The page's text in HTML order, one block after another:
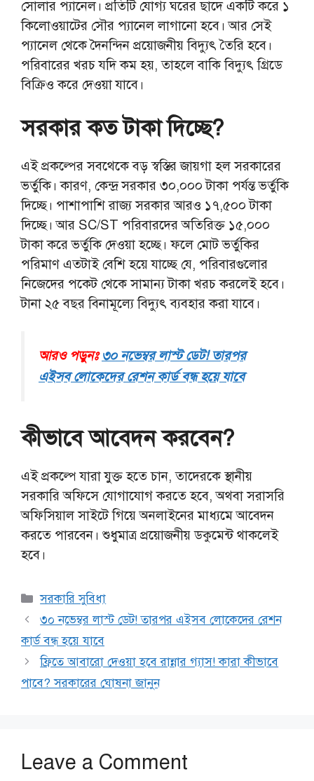
সোলার প্যানেল। প্রতিটি যোগ্য ঘরের ছাদে একটি করে ১
কিলোওয়াটের সৌর প্যানেল লাগানো হবে। আর সেই
প্যানেল থেকে দৈনন্দিন প্রয়োজনীয় বিদ্যুৎ তৈরি হবে।
পরিবারের খরচ যদি কম হয়, তাহলে বাকি বিদ্যুৎ গ্রিডে
বিক্রিও করে দেওয়া যাবে।
সরকার কত টাকা দিচ্ছে?
এই প্রকল্পের সবথেকে বড় স্বস্তির জায়গা হল সরকারের
ভর্তুকি। কারণ, কেন্দ্র সরকার ৩০,০০০ টাকা পর্যন্ত ভর্তুকি
দিচ্ছে। পাশাপাশি রাজ্য সরকার আরও ১৭,৫০০ টাকা
দিচ্ছে। আর SC/ST পরিবারদের অতিরিক্ত ১৫,০০০
টাকা করে ভর্তুকি দেওয়া হচ্ছে। ফলে মোট ভর্তুকির
পরিমাণ এতটাই বেশি হয়ে যাচ্ছে যে, পরিবারগুলোর
নিজেদের পকেট থেকে সামান্য টাকা খরচ করলেই হবে।
টানা ২৫ বছর বিনামূল্যে বিদ্যুৎ ব্যবহার করা যাবে।
আরও পড়ুনঃ ৩০ নভেম্বর লাস্ট ডেট! তারপর
এইসব লোকেদের রেশন কার্ড বন্ধ হয়ে যাবে
কীভাবে আবেদন করবেন?
এই প্রকল্পে যারা যুক্ত হতে চান, তাদেরকে স্থানীয়
সরকারি অফিসে যোগাযোগ করতে হবে, অথবা সরাসরি
অফিসিয়াল সাইটে গিয়ে অনলাইনের মাধ্যমে আবেদন
করতে পারবেন। শুধুমাত্র প্রয়োজনীয় ডকুমেন্ট থাকলেই
হবে।
Categories
সরকারি সুবিধা
৩০ নভেম্বর লাস্ট ডেট! তারপর এইসব লোকেদের রেশন
কার্ড বন্ধ হয়ে যাবে
ফ্রিতে আবারো দেওয়া হবে রান্নার গ্যাস! কারা কীভাবে
পাবে? সরকারের ঘোষনা জানুন
Leave a Comment